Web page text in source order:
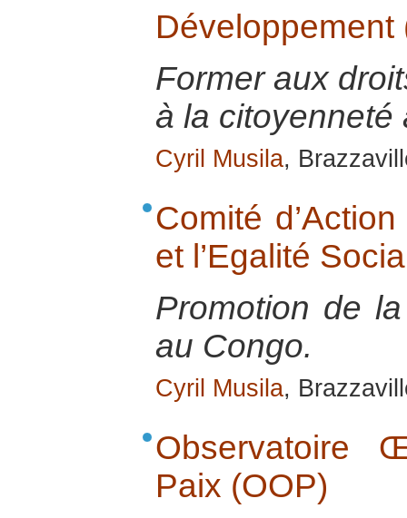
Développement
Former aux
à la citoyenneté
Cyril Musila,
Comité
et l’Egalité
Promotion de
au Congo.
Cyril Musila,
Observatoire
Paix (OOP)